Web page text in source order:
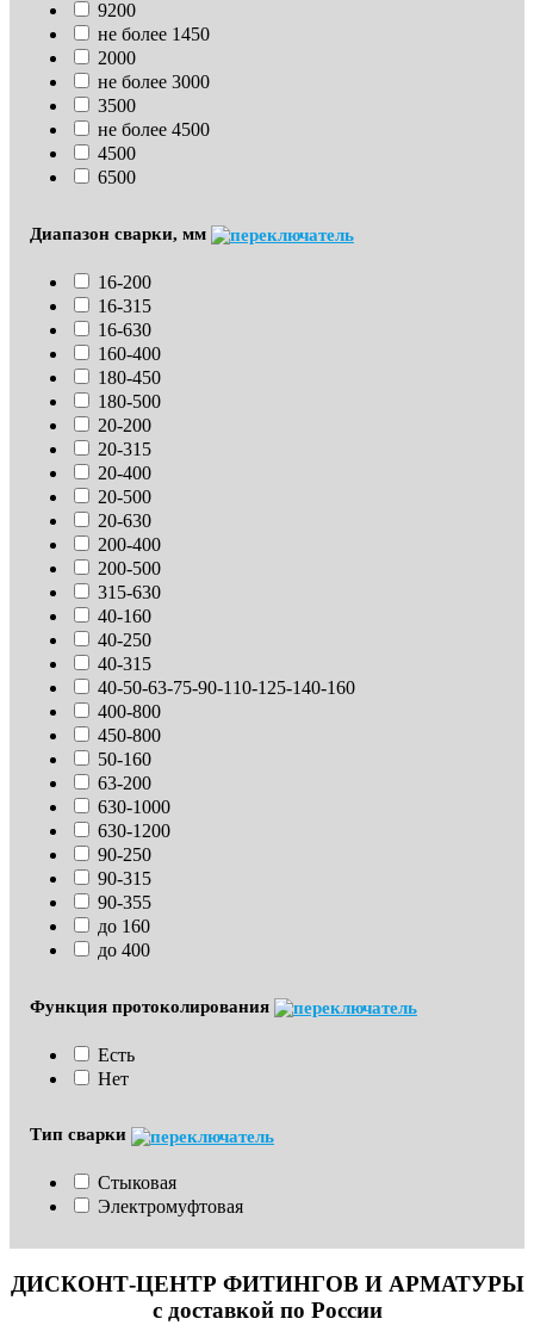
9200
не более 1450
2000
не более 3000
3500
не более 4500
4500
6500
Диапазон сварки, мм
16-200
16-315
16-630
160-400
180-450
180-500
20-200
20-315
20-400
20-500
20-630
200-400
200-500
315-630
40-160
40-250
40-315
40-50-63-75-90-110-125-140-160
400-800
450-800
50-160
63-200
630-1000
630-1200
90-250
90-315
90-355
до 160
до 400
Функция протоколирования
Есть
Нет
Тип сварки
Стыковая
Электромуфтовая
ДИСКОНТ-ЦЕНТР ФИТИНГОВ И АРМАТУРЫ
с доставкой по России